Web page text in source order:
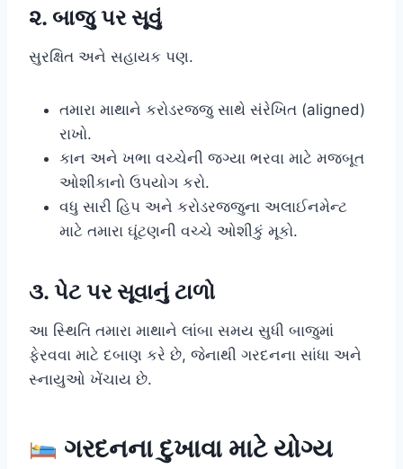
૨. બાજુ પર સૂવું
સુરક્ષિત અને સહાયક પણ.
તમારા માથાને કરોડરજ્જુ સાથે સંરેખિત (aligned)
રાખો.
કાન અને ખભા વચ્ચેની જગ્યા ભરવા માટે મજબૂત
ઓશીકાનો ઉપયોગ કરો.
વધુ સારી હિપ અને કરોડરજ્જુના અલાઈનમેન્ટ
માટે તમારા ઘૂંટણની વચ્ચે ઓશીકું મૂકો.
૩. પેટ પર સૂવાનું ટાળો
આ સ્થિતિ તમારા માથાને લાંબા સમય સુધી બાજુમાં
ફેરવવા માટે દબાણ કરે છે, જેનાથી ગરદનના સાંધા અને
સ્નાયુઓ ખેંચાય છે.
ગરદનના દુખાવા માટે યોગ્ય